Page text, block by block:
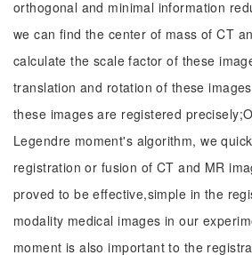
orthogonal and minimal information
we can find the center of mass of CT
calculate the scale factor of these
translation and rotation of these
these images are registered
Legendre moment's algorithm, we
registration or fusion of CT and MR
proved to be effective,simple in the
modality medical images in our
moment is also important to the